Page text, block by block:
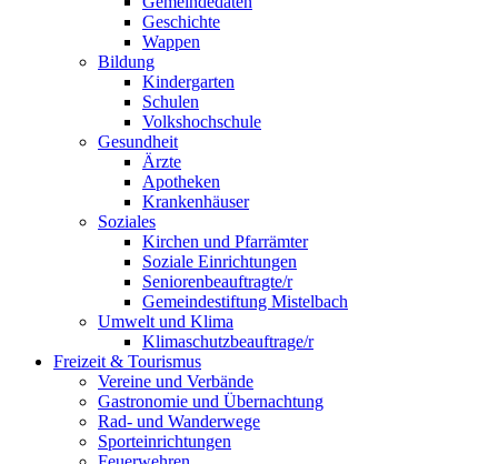
Geschichte
Wappen
Bildung
Kindergarten
Schulen
Volkshochschule
Gesundheit
Ärzte
Apotheken
Krankenhäuser
Soziales
Kirchen und Pfarrämter
Soziale Einrichtungen
Seniorenbeauftragte/r
Gemeindestiftung Mistelbach
Umwelt und Klima
Klimaschutzbeauftrage/r
Freizeit & Tourismus
Vereine und Verbände
Gastronomie und Übernachtung
Rad- und Wanderwege
Sporteinrichtungen